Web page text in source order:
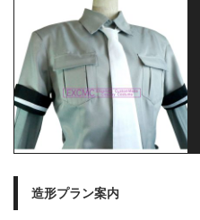
造形プラン案内